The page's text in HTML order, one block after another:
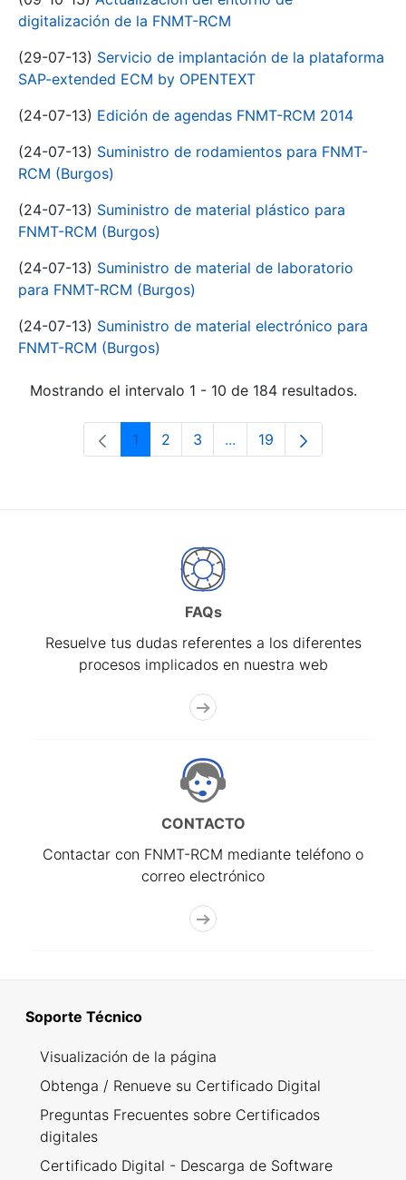
digitalización de la FNMT-RCM
(29-07-13) Servicio de implantación de la plataforma
SAP-extended ECM by OPENTEXT
(24-07-13) Edición de agendas FNMT-RCM 2014
(24-07-13) Suministro de rodamientos para FNMT-
RCM (Burgos)
(24-07-13) Suministro de material plástico para
FNMT-RCM (Burgos)
(24-07-13) Suministro de material de laboratorio
para FNMT-RCM (Burgos)
(24-07-13) Suministro de material electrónico para
FNMT-RCM (Burgos)
Mostrando el intervalo 1 - 10 de 184 resultados.
Página
1 Página
2 Página
3 ...Páginas intermedias Use
Página
19
FAQs
Resuelve tus dudas referentes a los diferentes
procesos implicados en nuestra web
CONTACTO
Contactar con FNMT-RCM mediante teléfono o
correo electrónico
Soporte Técnico
Visualización de la página
Obtenga / Renueve su Certificado Digital
Preguntas Frecuentes sobre Certificados
digitales
Certificado Digital - Descarga de Software